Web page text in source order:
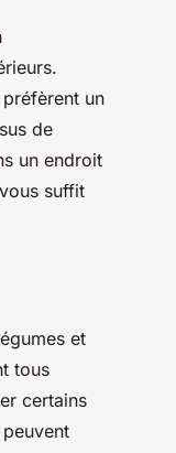
un
de
un endroit
suffit
et
tous
certains